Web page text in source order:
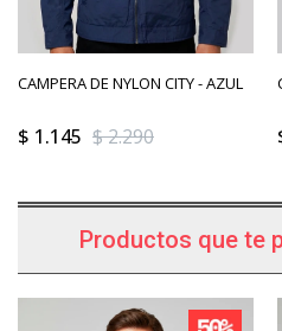
CAMPERA DE NYLON CITY - AZUL
$ 1.145 $2.290
Productos que te